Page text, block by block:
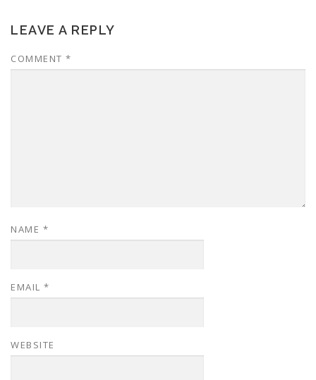
LEAVE A REPLY
COMMENT *
NAME *
EMAIL *
WEBSITE